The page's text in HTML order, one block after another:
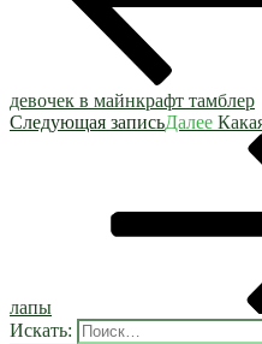
девочек в майнкрафт тамблер
Следующая записьДалее
лапы
Искать: